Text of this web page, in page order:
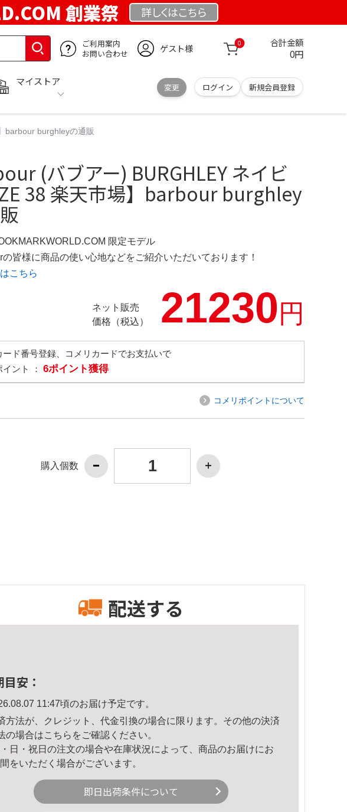
創業祭 詳しくはこちら
ご利用案内
お問い合わせ
ゲスト様 0 合計金額
0円
マイストア
変更 ログイン 新規会員登録
barbour burghleyの通販
(バブアー) BURGHLEY ネイビ
38 楽天市場】barbour burghley
限定モデル
の皆様に商品の使い心地などをご紹介いただいております！
こちら
ネット販売
価格（税込）
21230円
ード番号登録、コメリカードでお支払いで
ント ： 6ポイント獲得
コメリポイントについて
購入個数
配送する
安：
11:47頃のお届け予定です。
方法が、クレジット、代金引換の場合に限ります。その他の決済
の場合はこちら をご確認ください。
日・祝日の注文の場合や在庫状況によって、商品のお届けにお
をいただく場合がございます。
即日出荷条件について